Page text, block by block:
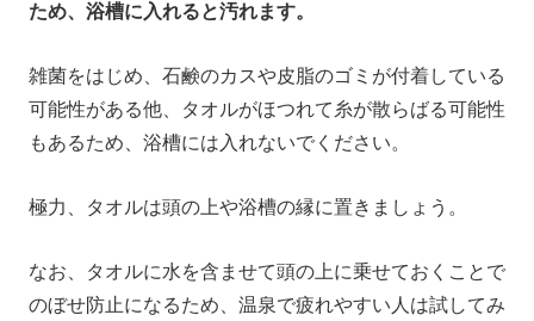
ため、浴槽に入れると汚れます。
雑菌をはじめ、石鹸のカスや皮脂のゴミが付着している
可能性がある他、タオルがほつれて糸が散らばる可能性
もあるため、浴槽には入れないでください。
極力、タオルは頭の上や浴槽の縁に置きましょう。
なお、タオルに水を含ませて頭の上に乗せておくことで
のぼせ防止になるため、温泉で疲れやすい人は試してみ